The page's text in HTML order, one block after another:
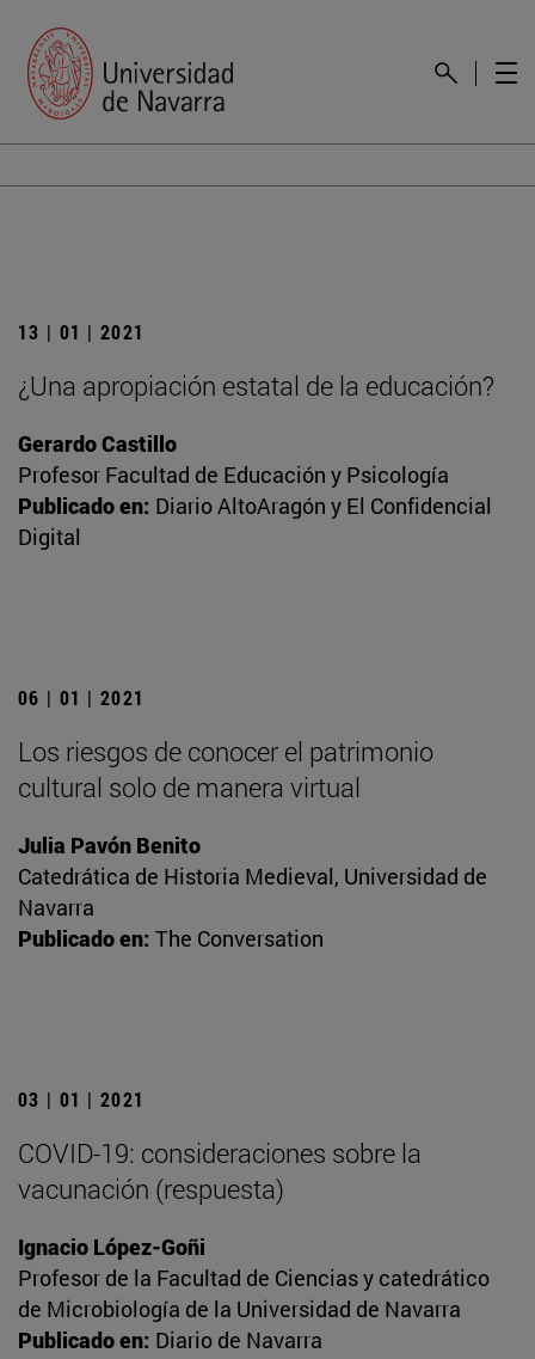
13 | 01 | 2021
¿Una apropiación estatal de la educación?
Gerardo Castillo
Profesor Facultad de Educación y Psicología
Publicado en: Diario AltoAragón y El Confidencial
Digital
06 | 01 | 2021
Los riesgos de conocer el patrimonio
cultural solo de manera virtual
Julia Pavón Benito
Catedrática de Historia Medieval, Universidad de
Navarra
Publicado en: The Conversation
03 | 01 | 2021
COVID-19: consideraciones sobre la
vacunación (respuesta)
Ignacio López-Goñi
Profesor de la Facultad de Ciencias y catedrático
de Microbiología de la Universidad de Navarra
Publicado en: Diario de Navarra